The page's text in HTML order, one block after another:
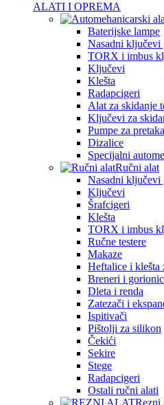
ALATI I OPREMA
Baterijske lampe
Nasadni ključevi
TORX i imbus
Ključevi
Klešta
Radapcigeri
Alat za skidanje
Ključevi za
Pumpe za
Dizalice
Specijalni
Ručni alat
Nasadni ključevi
Ključevi
Šrafcigeri
Klešta
TORX i imbus
Ručne testere
Makaze
Heftalice i klešta
Breneri i
Dleta i renda
Zatezači i
Ispitivači
Pištolji za silikon
Čekići
Sekire
Stege
Radapcigeri
Ostali ručni alati